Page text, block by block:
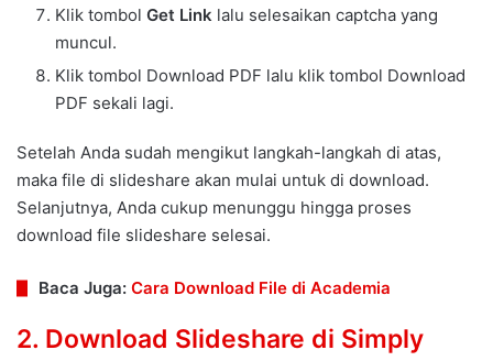
Klik tombol Get Link lalu selesaikan captcha yang
muncul.
Klik tombol Download PDF lalu klik tombol Download
PDF sekali lagi.
Setelah Anda sudah mengikut langkah-langkah di atas,
maka file di slideshare akan mulai untuk di download.
Selanjutnya, Anda cukup menunggu hingga proses
download file slideshare selesai.
Baca Juga: Cara Download File di Academia
2. Download Slideshare di Simply